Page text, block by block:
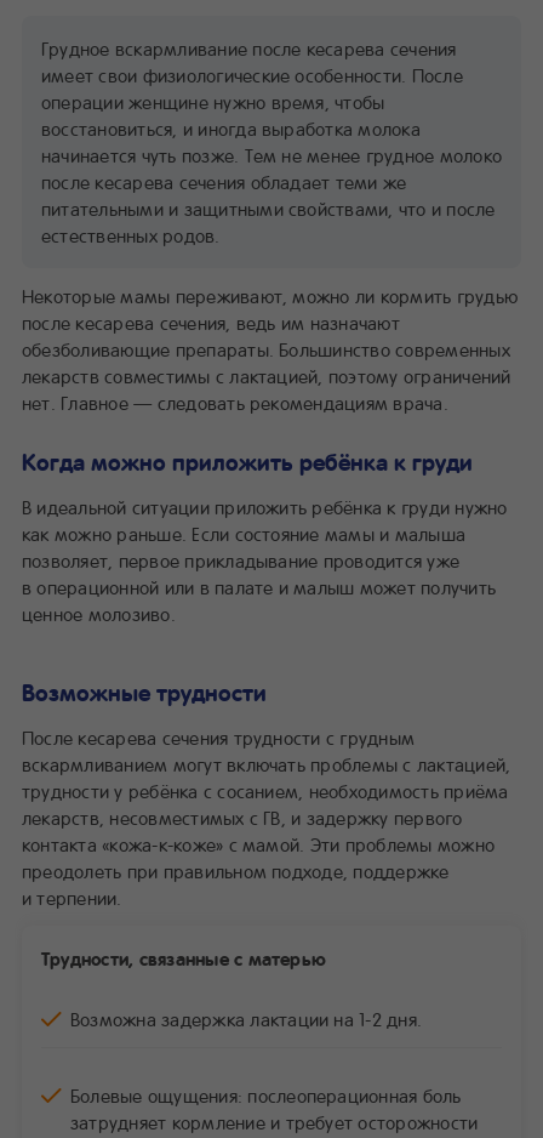
Грудное вскармливание после кесарева сечения
имеет свои физиологические особенности. После
операции женщине нужно время, чтобы
восстановиться, и иногда выработка молока
начинается чуть позже. Тем не менее грудное молоко
после кесарева сечения обладает теми же
питательными и защитными свойствами, что и после
естественных родов.
Некоторые мамы переживают, можно ли кормить грудью
после кесарева сечения, ведь им назначают
обезболивающие препараты. Большинство современных
лекарств совместимы с лактацией, поэтому ограничений
нет. Главное — следовать рекомендациям врача.
Когда можно приложить ребёнка к груди
В идеальной ситуации приложить ребёнка к груди нужно
как можно раньше. Если состояние мамы и малыша
позволяет, первое прикладывание проводится уже
в операционной или в палате и малыш может получить
ценное молозиво.
Возможные трудности
После кесарева сечения трудности с грудным
вскармливанием могут включать проблемы с лактацией,
трудности у ребёнка с сосанием, необходимость приёма
лекарств, несовместимых с ГВ, и задержку первого
контакта «кожа-к-коже» с мамой. Эти проблемы можно
преодолеть при правильном подходе, поддержке
и терпении.
Трудности, связанные с матерью
Возможна задержка лактации на 1-2 дня.
Болевые ощущения: послеоперационная боль
затрудняет кормление и требует осторожности